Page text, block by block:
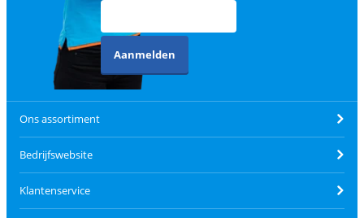
Aanmelden
Ons assortiment
Bedrijfswebsite
Klantenservice